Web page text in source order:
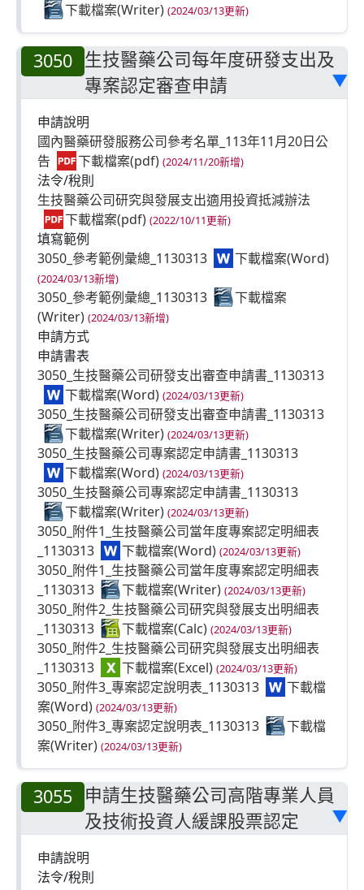
(2024/03/13更新)
3050 生技醫藥公司每年度研發支出及
專案認定審查申請
▶
申請說明
國內醫藥研發服務公司參考名單_113年11月20日公
告
(2024/11/20新增)
法令/稅則
生技醫藥公司研究與發展支出適用投資抵減辦法
(2022/10/11更新)
填寫範例
3050_參考範例彙總_1130313
(2024/03/13新增)
3050_參考範例彙總_1130313
(2024/03/13新增)
申請方式
申請書表
3050_生技醫藥公司研發支出審查申請書_1130313
(2024/03/13更新)
3050_生技醫藥公司研發支出審查申請書_1130313
(2024/03/13更新)
3050_生技醫藥公司專案認定申請書_1130313
(2024/03/13更新)
3050_生技醫藥公司專案認定申請書_1130313
(2024/03/13更新)
3050_附件1_生技醫藥公司當年度專案認定明細表
_1130313
(2024/03/13更新)
3050_附件1_生技醫藥公司當年度專案認定明細表
_1130313
(2024/03/13更新)
3050_附件2_生技醫藥公司研究與發展支出明細表
_1130313
(2024/03/13更新)
3050_附件2_生技醫藥公司研究與發展支出明細表
_1130313
(2024/03/13更新)
3050_附件3_專案認定說明表_1130313
(2024/03/13更新)
3050_附件3_專案認定說明表_1130313
(2024/03/13更新)
3055 申請生技醫藥公司高階專業人員
及技術投資人緩課股票認定
▶
申請說明
法令/稅則